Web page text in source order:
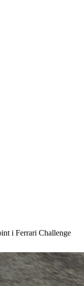
i Ferrari Challenge